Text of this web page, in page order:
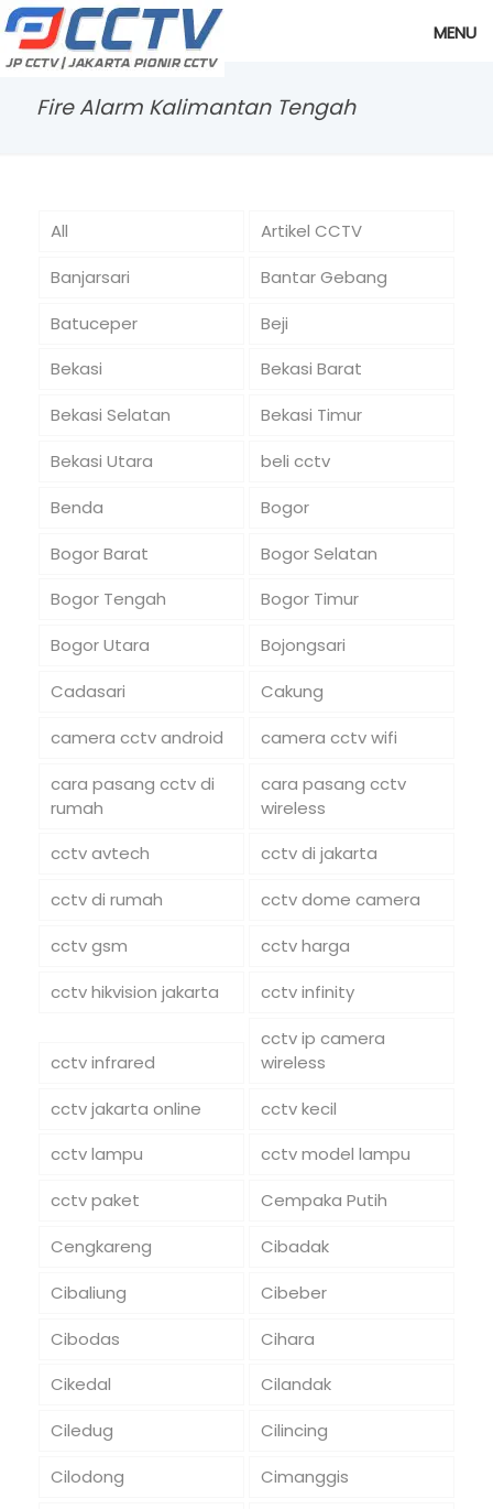
MENU
Fire Alarm Kalimantan Tengah
All
Artikel CCTV
Banjarsari
Bantar Gebang
Batuceper
Beji
Bekasi
Bekasi Barat
Bekasi Selatan
Bekasi Timur
Bekasi Utara
beli cctv
Benda
Bogor
Bogor Barat
Bogor Selatan
Bogor Tengah
Bogor Timur
Bogor Utara
Bojongsari
Cadasari
Cakung
camera cctv android
camera cctv wifi
cara pasang cctv di
rumah
cara pasang cctv
wireless
cctv avtech
cctv di jakarta
cctv di rumah
cctv dome camera
cctv gsm
cctv harga
cctv hikvision jakarta
cctv infinity
cctv infrared
cctv ip camera
wireless
cctv jakarta online
cctv kecil
cctv lampu
cctv model lampu
cctv paket
Cempaka Putih
Cengkareng
Cibadak
Cibaliung
Cibeber
Cibodas
Cihara
Cikedal
Cilandak
Ciledug
Cilincing
Cilodong
Cimanggis